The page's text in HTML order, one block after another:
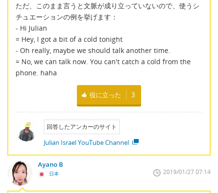
ただ、このまま言うと文脈が成り立っていないので、使うシ
チュエーションの例を挙げます：
- Hi Julian
= Hey, I got a bit of a cold tonight
- Oh really, maybe we should talk another time.
= No, we can talk now. You can't catch a cold from the
phone. haha
役に立った 3
回答したアンカーのサイト
Julian Israel YouTube Channel
Ayano B
日本 2019/01/27 07:14